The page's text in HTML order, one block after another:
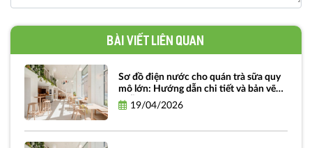
Bài viết liên quan
Sơ đồ điện nước cho quán trà sữa quy
mô lớn: Hướng dẫn chi tiết và bản vẽ
miễn phí
19/04/2026